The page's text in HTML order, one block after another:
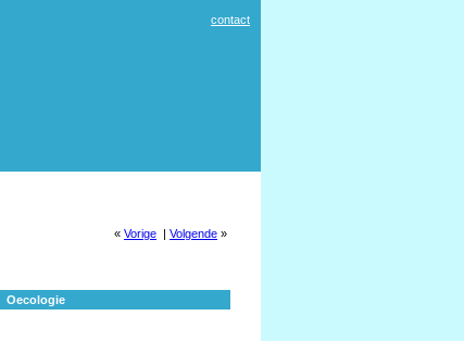
contact
« Vorige | Volgende »
Oecologie